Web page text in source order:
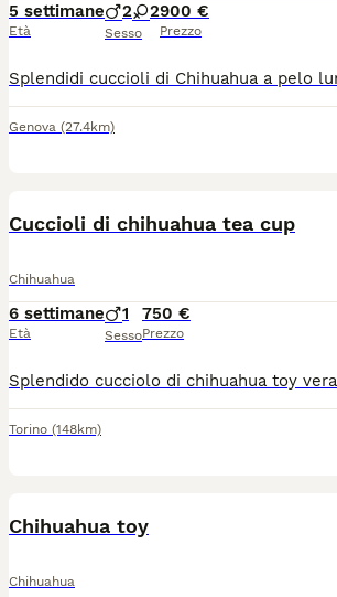
5 settimane
Età
2 2
Sesso
900 €
Prezzo
Genova (27.4km)
Cuccioli di chihuahua tea cup
Chihuahua
6 settimane
Età
1
Sesso
750 €
Prezzo
Torino (148km)
Chihuahua toy
Chihuahua